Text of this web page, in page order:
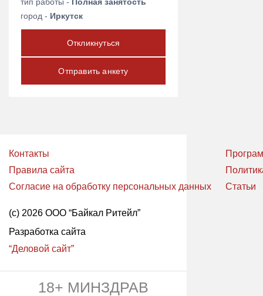
город - Иркутск
Откликнуться
Отправить анкету
Контакты
Правила сайта
Согласие на обработку персональных данных
Статьи
(с) 2026 ООО “Байкал Ритейл”
Разработка сайта
“Деловой сайт”
18+ МИНЗДРАВ